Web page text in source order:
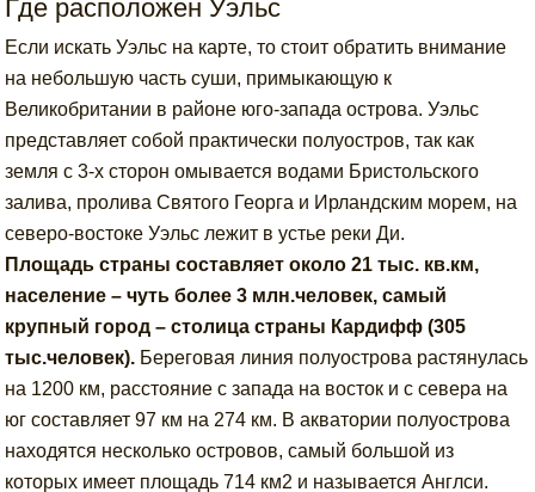
Где расположен Уэльс
Если искать Уэльс на карте, то стоит обратить внимание
на небольшую часть суши, примыкающую к
Великобритании в районе юго-запада острова. Уэльс
представляет собой практически полуостров, так как
земля с 3-х сторон омывается водами Бристольского
залива, пролива Святого Георга и Ирландским морем, на
северо-востоке Уэльс лежит в устье реки Ди.
Площадь страны составляет около 21 тыс. кв.км,
население – чуть более 3 млн.человек, самый
крупный город – столица страны Кардифф (305
тыс.человек). Береговая линия полуострова растянулась
на 1200 км, расстояние с запада на восток и с севера на
юг составляет 97 км на 274 км. В акватории полуострова
находятся несколько островов, самый большой из
которых имеет площадь 714 км2 и называется Англси.